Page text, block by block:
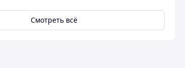
Смотреть всё